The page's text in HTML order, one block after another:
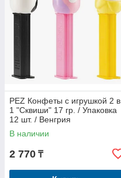
PEZ Конфеты с игрушкой 2 в
1 "Сквиши" 17 гр. / Упаковка
12 шт. / Венгрия
В наличии
2 770 ₸